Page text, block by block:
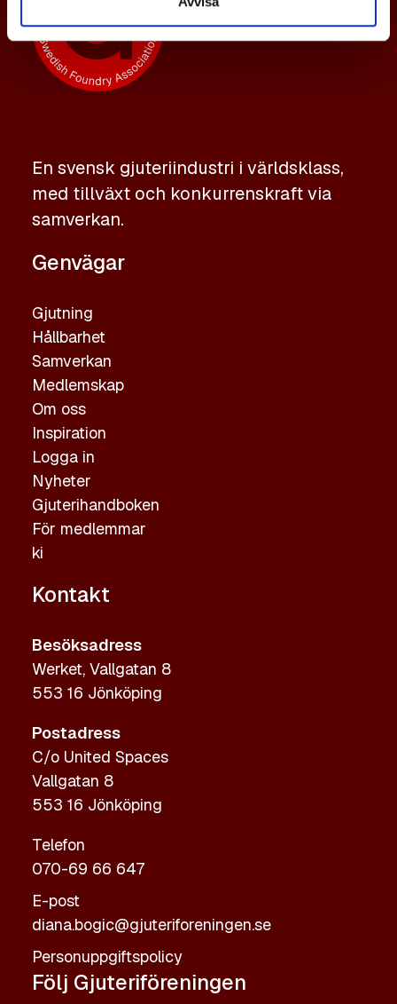
En svensk gjuteriindustri i världsklass,
med tillväxt och konkurrenskraft via
samverkan.
Genvägar
Gjutning
Hållbarhet
Samverkan
Medlemskap
Om oss
Inspiration
Logga in
Nyheter
Gjuterihandboken
För medlemmar
ki
Kontakt
Besöksadress
Werket, Vallgatan 8
553 16 Jönköping
Postadress
C/o United Spaces
Vallgatan 8
553 16 Jönköping
Telefon
070-69 66 647
E-post
diana.bogic@gjuteriforeningen.se
Personuppgiftspolicy
Följ Gjuteriföreningen